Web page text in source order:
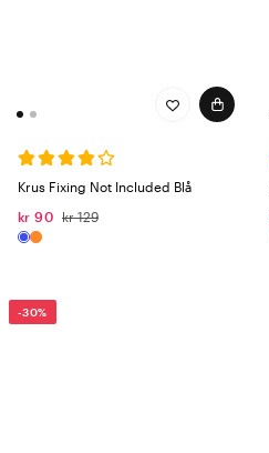
Krus Fixing Not Included Blå
kr 90 kr 129
-30%